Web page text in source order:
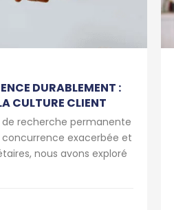
DURABLEMENT :
CULTURE CLIENT
recherche permanente
concurrence exacerbée et
nous avons exploré